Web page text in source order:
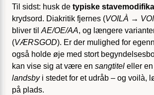
Til sidst: husk de typiske
krydsord. Diakritik fjernes (VOILÀ →
bliver til AE/OE/AA, og længere
(VÆRSGOD). Er der mulighed for
også holde øje med stort
kan vise sig at være en sangtitel eller en
landsbyi stedet for et udråb – og voilà,
på plads.